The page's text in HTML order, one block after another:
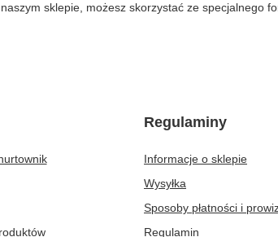
sklepie, możesz skorzystać ze specjalnego
Regulaminy
Informacje o sklepie
Wysyłka
Sposoby płatności i
Regulamin